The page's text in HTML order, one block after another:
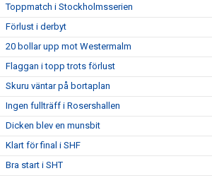
Toppmatch i Stockholmsserien
Förlust i derbyt
20 bollar upp mot Westermalm
Flaggan i topp trots förlust
Skuru väntar på bortaplan
Ingen fullträff i Rosershallen
Dicken blev en munsbit
Klart för final i SHF
Bra start i SHT